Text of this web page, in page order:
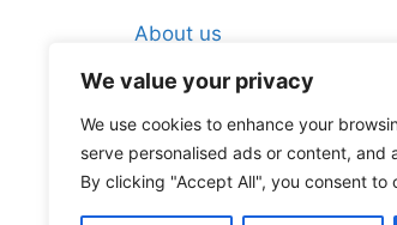
We value your privacy
We use cookies to enhance your
serve personalised ads or content, and
By clicking "Accept All", you consent to
About us
Contact Us
Disclaimer
Privacy Policy
Terms And Conditions